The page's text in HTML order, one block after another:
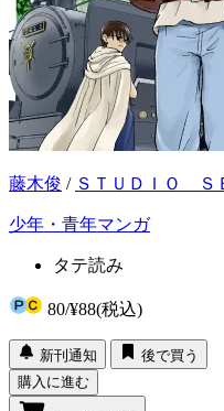
藤木俊 / ＳＴＵＤＩＯ Ｓ
少年・青年マンガ
タテ読み
80/¥88(税込)
新刊通知
後で買う
購入に進む